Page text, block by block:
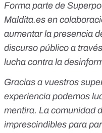
Forma parte de
Maldita.es en
aumentar la presencia
discurso público a
lucha contra la
Gracias a vuestros
experiencia podemos
mentira. La comunidad
imprescindibles para